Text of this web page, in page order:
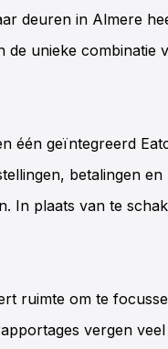
deuren in Almere
de unieke
één geïntegreerd
betalingen
In plaats van te
ruimte om te
vergen